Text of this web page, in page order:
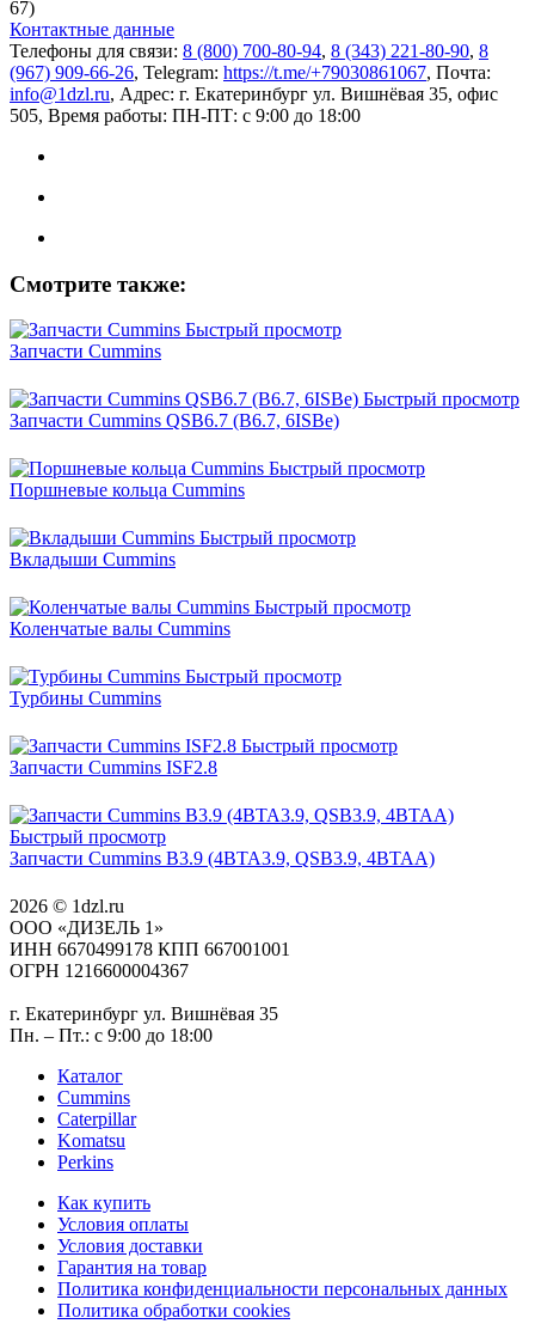
67)
Контактные данные
Телефоны для связи: 8 (800) 700-80-94, 8 (343) 221-80-90, 8
(967) 909-66-26, Telegram: https://t.me/+79030861067, Почта:
info@1dzl.ru, Адрес: г. Екатеринбург ул. Вишнёвая 35, офис
505, Время работы: ПН-ПТ: с 9:00 до 18:00
Смотрите также:
Быстрый просмотр
Запчасти Cummins
Быстрый просмотр
Запчасти Cummins QSB6.7 (B6.7, 6ISBe)
Быстрый просмотр
Поршневые кольца Cummins
Быстрый просмотр
Вкладыши Cummins
Быстрый просмотр
Коленчатые валы Cummins
Быстрый просмотр
Турбины Cummins
Быстрый просмотр
Запчасти Cummins ISF2.8
Быстрый просмотр
Запчасти Cummins B3.9 (4BTA3.9, QSB3.9, 4BTAA)
2026 © 1dzl.ru
ООО «ДИЗЕЛЬ 1»
ИНН 6670499178 КПП 667001001
ОГРН 1216600004367
г. Екатеринбург ул. Вишнёвая 35
Пн. – Пт.: с 9:00 до 18:00
Каталог
Cummins
Caterpillar
Komatsu
Perkins
Как купить
Условия оплаты
Условия доставки
Гарантия на товар
Политика конфиденциальности персональных данных
Политика обработки cookies